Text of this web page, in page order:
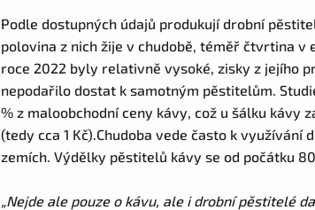
Podle dostupných údajů produkují drobní
polovina z nich žije v chudobě, téměř čtvrtina
roce 2022 byly relativně vysoké, zisky z jejího
nepodařilo dostat k samotným pěstitelům.
% z maloobchodní ceny kávy, což u šálku kávy
(tedy cca 1 Kč).Chudoba vede často k
zemích. Výdělky pěstitelů kávy se od počátku
„Nejde ale pouze o kávu, ale i drobní pěstitelé